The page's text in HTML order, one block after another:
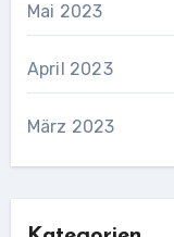
Mai 2023
April 2023
März 2023